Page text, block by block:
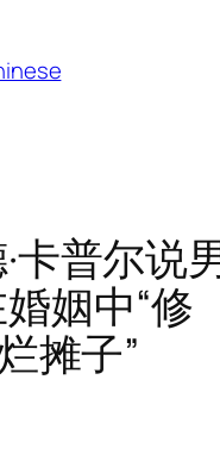
卡普尔说
姻中“修
摊子”